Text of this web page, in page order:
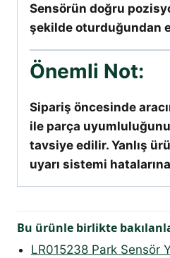
Sensörün doğru
şekilde oturduğundan
Önemli Not:
Sipariş öncesinde
ile parça
tavsiye edilir. Yanlış
uyarı sistemi
Bu ürünle birlikte
LR015238 Park Sensör